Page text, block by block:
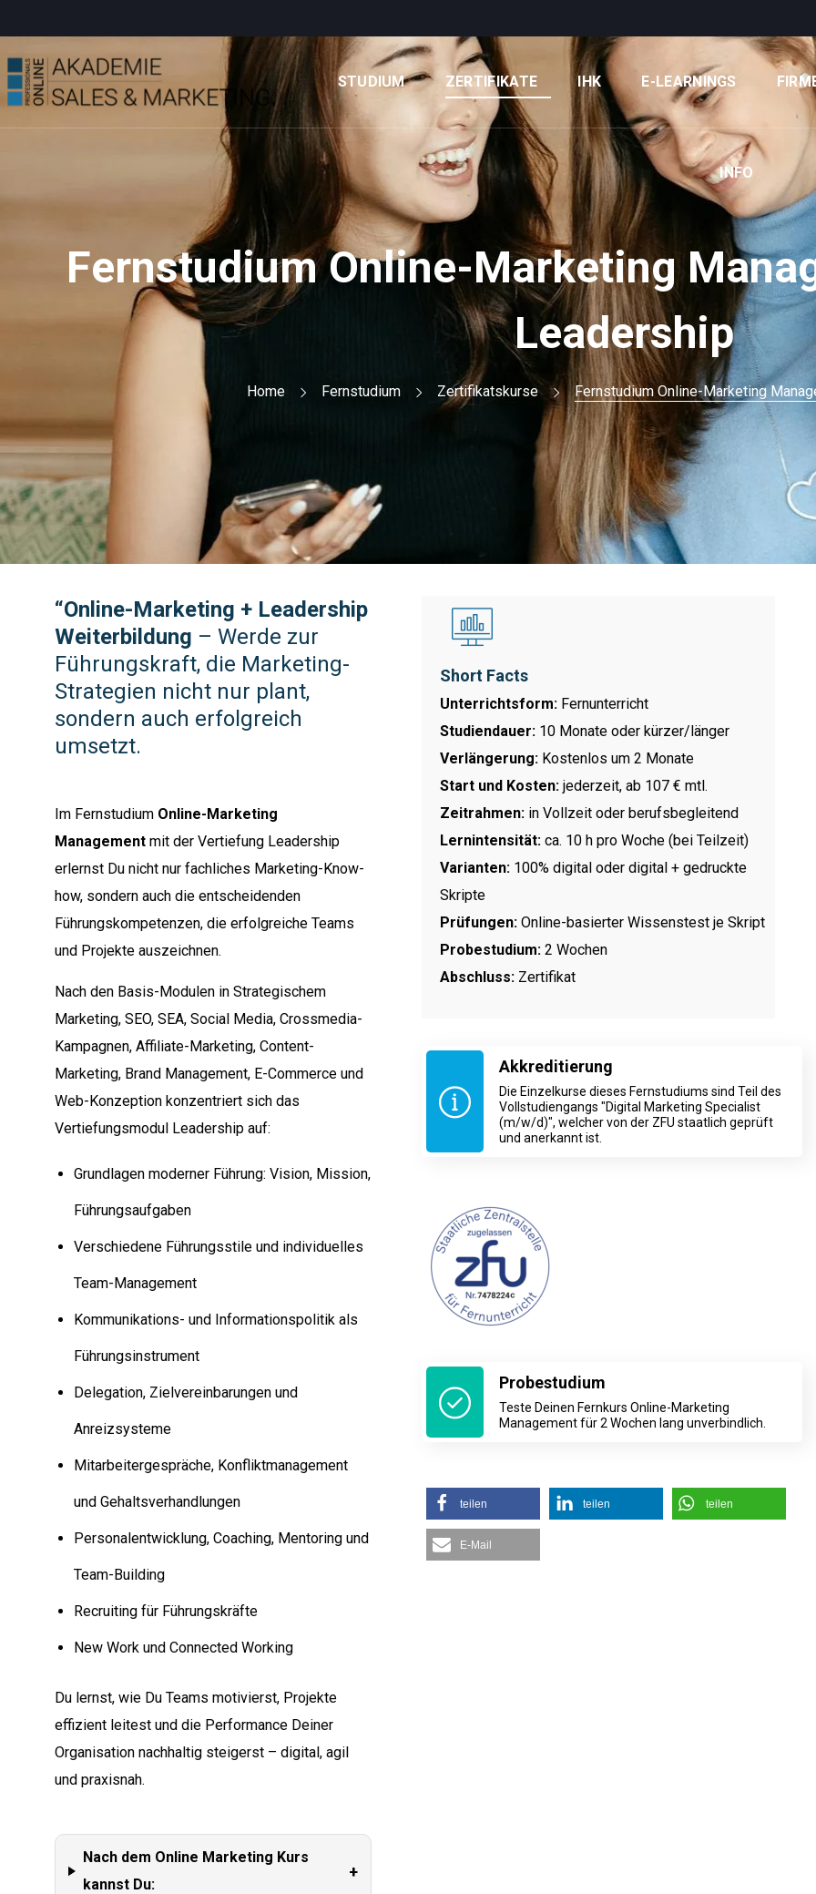
STUDIUM ZERTIFIKATE IHK E-LEARNINGS
INFO
Fernstudium Online-Marketing
Leadership
Home Fernstudium Zertifikatskurse Fernstudium Online-Marketing
“Online-Marketing + Leadership
Weiterbildung – Werde zur
Führungskraft, die Marketing-
Strategien nicht nur plant,
sondern auch erfolgreich
umsetzt.
Im Fernstudium Online-Marketing
Management mit der Vertiefung Leadership
erlernst Du nicht nur fachliches Marketing-Know-
how, sondern auch die entscheidenden
Führungskompetenzen, die erfolgreiche Teams
und Projekte auszeichnen.
Nach den Basis-Modulen in Strategischem
Marketing, SEO, SEA, Social Media, Crossmedia-
Kampagnen, Affiliate-Marketing, Content-
Marketing, Brand Management, E-Commerce und
Web-Konzeption konzentriert sich das
Vertiefungsmodul Leadership auf:
Grundlagen moderner Führung: Vision, Mission,
Führungsaufgaben
Verschiedene Führungsstile und individuelles
Team-Management
Kommunikations- und Informationspolitik als
Führungsinstrument
Delegation, Zielvereinbarungen und
Anreizsysteme
Mitarbeitergespräche, Konfliktmanagement
und Gehaltsverhandlungen
Personalentwicklung, Coaching, Mentoring und
Team-Building
Recruiting für Führungskräfte
New Work und Connected Working
Du lernst, wie Du Teams motivierst, Projekte
effizient leitest und die Performance Deiner
Organisation nachhaltig steigerst – digital, agil
und praxisnah.
Nach dem Online Marketing Kurs
kannst Du:
+
Short Facts
Unterrichtsform: Fernunterricht
Studiendauer: 10 Monate oder kürzer/länger
Verlängerung: Kostenlos um 2 Monate
Start und Kosten: jederzeit, ab 107 € mtl.
Zeitrahmen: in Vollzeit oder berufsbegleitend
Lernintensität: ca. 10 h pro Woche (bei Teilzeit)
Varianten: 100% digital oder digital + gedruckte
Skripte
Prüfungen: Online-basierter Wissenstest je Skript
Probestudium: 2 Wochen
Abschluss: Zertifikat
Akkreditierung
Die Einzelkurse dieses Fernstudiums sind Teil des
Vollstudiengangs "Digital Marketing Specialist
(m/w/d)", welcher von der ZFU staatlich geprüft
und anerkannt ist.
Probestudium
Teste Deinen Fernkurs Online-Marketing
Management für 2 Wochen lang unverbindlich.
teilen teilen teilen
E-Mail